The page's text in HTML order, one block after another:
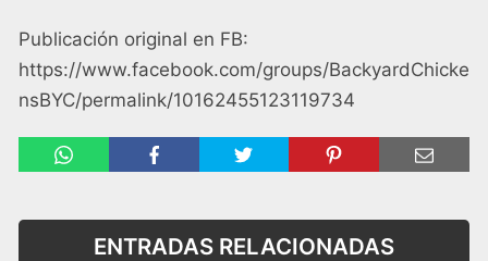
Publicación original en FB:
https://www.facebook.com/groups/BackyardChicke
nsBYC/permalink/10162455123119734
ENTRADAS RELACIONADAS